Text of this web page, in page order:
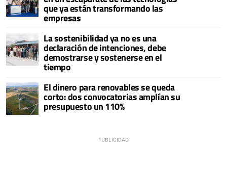
que ya están transformando las
empresas
La sostenibilidad ya no es una
declaración de intenciones, debe
demostrarse y sostenerse en el
tiempo
El dinero para renovables se queda
corto: dos convocatorias amplían su
presupuesto un 110%